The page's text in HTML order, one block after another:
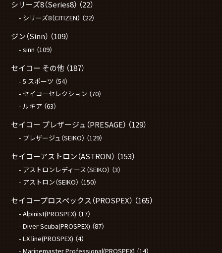
シリーズ8（Series8） （22）
シリーズ8（CITIZEN） （22）
ジン（Sinn） （109）
sinn （109）
セイコー その他 （187）
5 スポーツ （54）
セイコーセレクション （70）
ルキア （63）
セイコー プレザージュ（PRESAGE） （129）
プレザージュ（SEIKO） （129）
セイコーアストロン（ASTRON） （153）
アストロンレディース（SEIKO） （3）
アストロン（SEIKO） （150）
セイコープロスペックス（PROSPEX） （165）
Alpinist(PROSPEX) （17）
Diver Scuba(PROSPEX) （87）
LX line(PROSPEX) （4）
Marinemaster Professional(PROSPEX) （14）